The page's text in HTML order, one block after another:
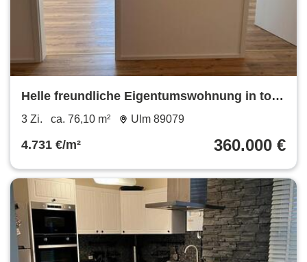
Helle freundliche Eigentumswohnung in top
Lage in Ulm Wiblingen
3 Zi. ca. 76,10 m² Ulm 89079
4.731 €/m² 360.000 €